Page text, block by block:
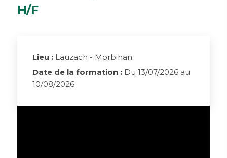
H/F
Lieu :Lauzach - Morbihan
Date de la formation :Du 13/07/2026 au
10/08/2026